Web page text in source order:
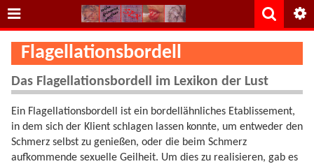
Flagellationsbordell
Das Flagellationsbordell im Lexikon der Lust
Ein Flagellationsbordell ist ein bordellähnliches Etablissement,
in dem sich der Klient schlagen lassen konnte, um entweder den
Schmerz selbst zu genießen, oder die beim Schmerz
aufkommende sexuelle Geilheit. Um dies zu realisieren, gab es